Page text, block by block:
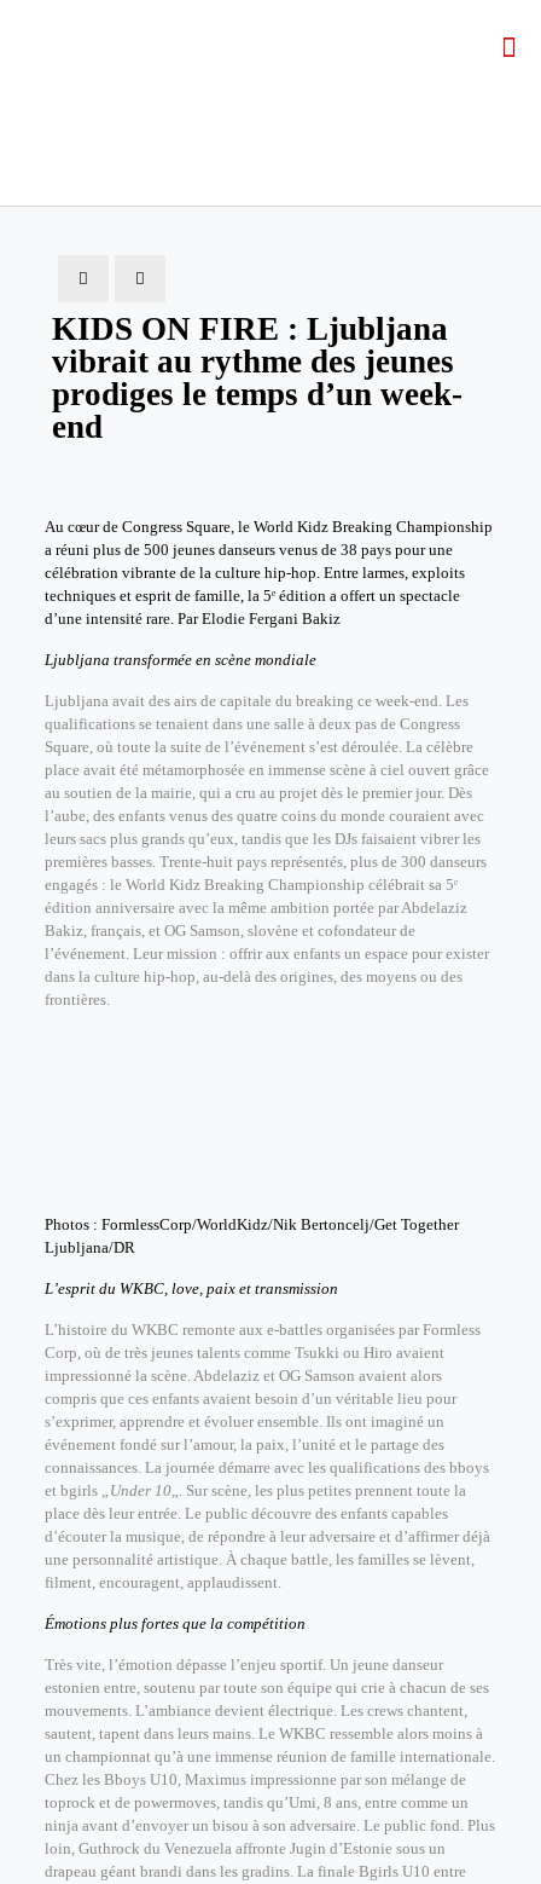
KIDS ON FIRE : Ljubljana
vibrait au rythme des jeunes
prodiges le temps d’un week-
end
Au cœur de Congress Square, le World Kidz Breaking Championship
a réuni plus de 500 jeunes danseurs venus de 38 pays pour une
célébration vibrante de la culture hip-hop. Entre larmes, exploits
techniques et esprit de famille, la 5ᵉ édition a offert un spectacle
d’une intensité rare. Par Elodie Fergani Bakiz
Ljubljana transformée en scène mondiale
Ljubljana avait des airs de capitale du breaking ce week-end. Les
qualifications se tenaient dans une salle à deux pas de Congress
Square, où toute la suite de l’événement s’est déroulée. La célèbre
place avait été métamorphosée en immense scène à ciel ouvert grâce
au soutien de la mairie, qui a cru au projet dès le premier jour. Dès
l’aube, des enfants venus des quatre coins du monde couraient avec
leurs sacs plus grands qu’eux, tandis que les DJs faisaient vibrer les
premières basses. Trente-huit pays représentés, plus de 300 danseurs
engagés : le World Kidz Breaking Championship célébrait sa 5ᵉ
édition anniversaire avec la même ambition portée par Abdelaziz
Bakiz, français, et OG Samson, slovène et cofondateur de
l’événement. Leur mission : offrir aux enfants un espace pour exister
dans la culture hip-hop, au-delà des origines, des moyens ou des
frontières.
Photos : FormlessCorp/WorldKidz/Nik Bertoncelj/Get Together
Ljubljana/DR
L’esprit du WKBC, love, paix et transmission
L’histoire du WKBC remonte aux e-battles organisées par Formless
Corp, où de très jeunes talents comme Tsukki ou Hiro avaient
impressionné la scène. Abdelaziz et OG Samson avaient alors
compris que ces enfants avaient besoin d’un véritable lieu pour
s’exprimer, apprendre et évoluer ensemble. Ils ont imaginé un
événement fondé sur l’amour, la paix, l’unité et le partage des
connaissances. La journée démarre avec les qualifications des bboys
et bgirls „Under 10„. Sur scène, les plus petites prennent toute la
place dès leur entrée. Le public découvre des enfants capables
d’écouter la musique, de répondre à leur adversaire et d’affirmer déjà
une personnalité artistique. À chaque battle, les familles se lèvent,
filment, encouragent, applaudissent.
Émotions plus fortes que la compétition
Très vite, l’émotion dépasse l’enjeu sportif. Un jeune danseur
estonien entre, soutenu par toute son équipe qui crie à chacun de ses
mouvements. L’ambiance devient électrique. Les crews chantent,
sautent, tapent dans leurs mains. Le WKBC ressemble alors moins à
un championnat qu’à une immense réunion de famille internationale.
Chez les Bboys U10, Maximus impressionne par son mélange de
toprock et de powermoves, tandis qu’Umi, 8 ans, entre comme un
ninja avant d’envoyer un bisou à son adversaire. Le public fond. Plus
loin, Guthrock du Venezuela affronte Jugin d’Estonie sous un
drapeau géant brandi dans les gradins. La finale Bgirls U10 entre